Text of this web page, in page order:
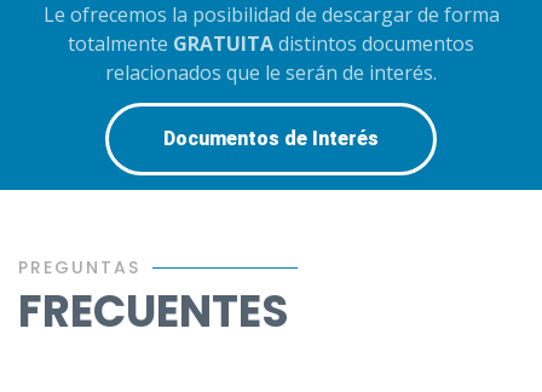
Le ofrecemos la posibilidad de descargar de forma
totalmente GRATUITAdistintos documentos
relacionados que le serán de interés.
Documentos de Interés
PREGUNTAS
FRECUENTES